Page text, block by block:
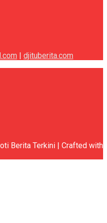
| djituberita.com
Berita Terkini | Crafted with